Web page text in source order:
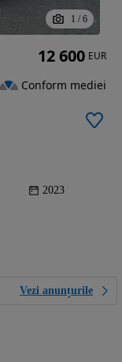
1 / 6
2023
Vezi anunțurile
12 600 EUR
Conform mediei